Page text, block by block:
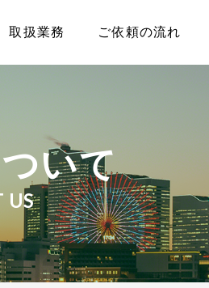
取扱業務 ご依頼の流れ
いて
US